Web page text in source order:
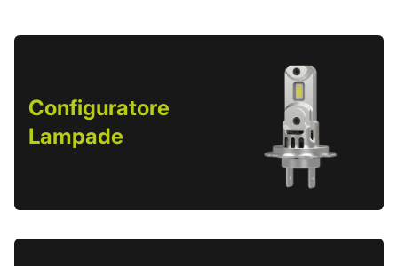
Configuratore
Lampade